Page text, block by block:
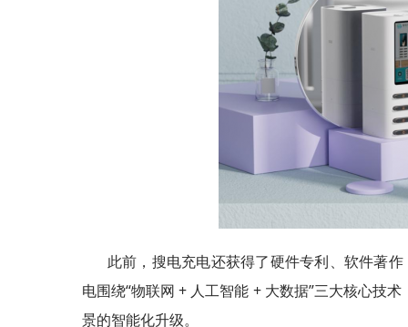
此前，搜电充电还获得了硬件专利、软件著
电围绕“物联网 + 人工智能 + 大数据”三大核心技
景的智能化升级。